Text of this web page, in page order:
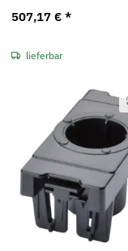
(BxTxH): 49 x 103 x 17
507,17 € *
lieferbar